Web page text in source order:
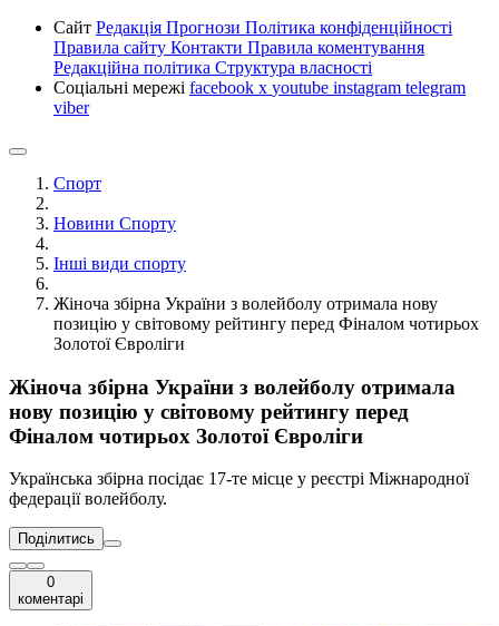
Сайт Редакція Прогнози Політика конфіденційності
Правила сайту Контакти Правила коментування
Редакційна політика Структура власності
Соціальні мережі facebook x youtube instagram telegram
viber
Спорт
Новини Спорту
Інші види спорту
Жіноча збірна України з волейболу отримала нову
позицію у світовому рейтингу перед Фіналом чотирьох
Золотої Євроліги
Жіноча збірна України з волейболу отримала
нову позицію у світовому рейтингу перед
Фіналом чотирьох Золотої Євроліги
Українська збірна посідає 17-те місце у реєстрі Міжнародної
федерації волейболу.
Поділитись
0
коментарі